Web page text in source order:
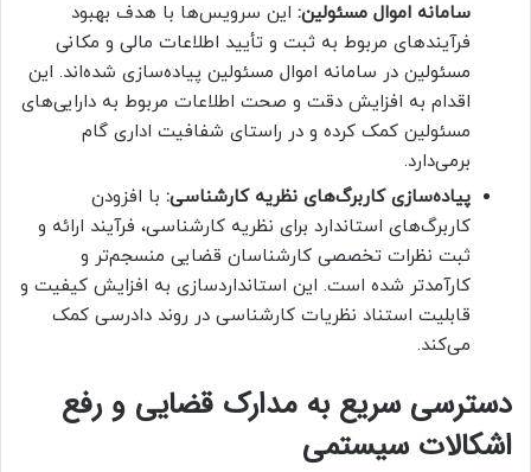
سامانه اموال مسئولین: این سرویس‌ها با هدف بهبود
فرآیندهای مربوط به ثبت و تأیید اطلاعات مالی و مکانی
مسئولین در سامانه اموال مسئولین پیاده‌سازی شده‌اند. این
اقدام به افزایش دقت و صحت اطلاعات مربوط به دارایی‌های
مسئولین کمک کرده و در راستای شفافیت اداری گام
برمی‌دارد.
پیاده‌سازی کاربرگ‌های نظریه کارشناسی: با افزودن
کاربرگ‌های استاندارد برای نظریه کارشناسی، فرآیند ارائه و
ثبت نظرات تخصصی کارشناسان قضایی منسجم‌تر و
کارآمدتر شده است. این استانداردسازی به افزایش کیفیت و
قابلیت استناد نظریات کارشناسی در روند دادرسی کمک
می‌کند.
دسترسی سریع به مدارک قضایی و رفع
اشکالات سیستمی